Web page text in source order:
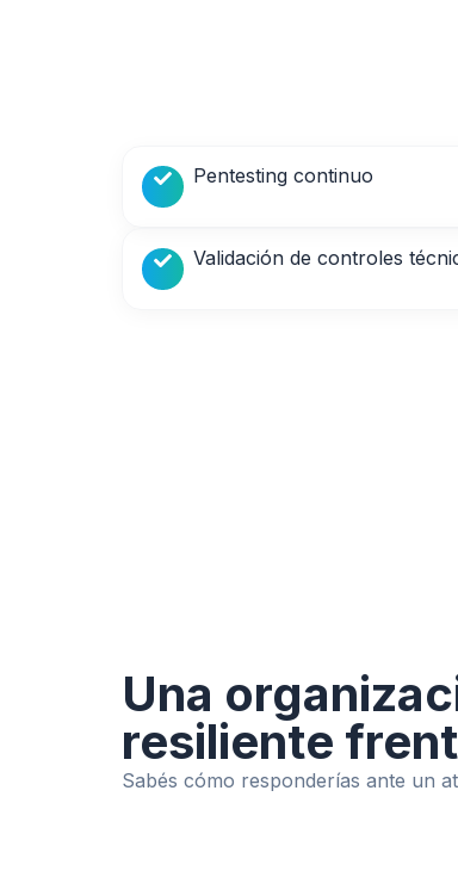
Pentesting continuo
Validación de controles
Una
resiliente
Sabés cómo responderías ante un